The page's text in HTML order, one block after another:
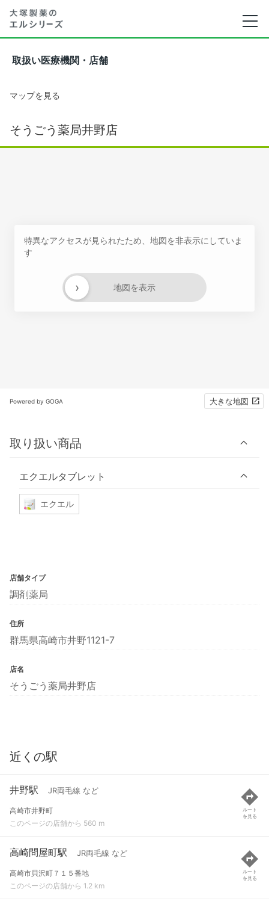
取扱い医療機関・店舗
マップを見る
そうごう薬局井野店
特異なアクセスが見られたため、地図を非表示にしていま
す
地図を表示
›
Powered by GOGA 大きな地図
取り扱い商品
エクエルタブレット
エクエル
店舗タイプ
調剤薬局
住所
群馬県高崎市井野1121-7
店名
そうごう薬局井野店
近くの駅
井野駅 JR両毛線 など
高崎市井野町
このページの店舗から 560 m
ルート
を見る
高崎問屋町駅 JR両毛線 など
高崎市貝沢町７１５番地
このページの店舗から 1.2 km
ルート
を見る